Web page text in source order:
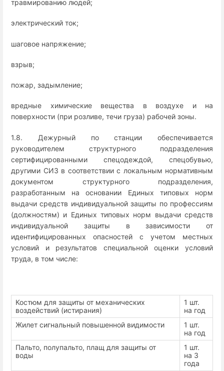
травмированию людей;
электрический ток;
шаговое напряжение;
взрыв;
пожар, задымление;
вредные химические вещества в воздухе и на
поверхности (при розливе, течи груза) рабочей зоны.
1.8. Дежурный по станции обеспечивается
руководителем структурного подразделения
сертифицированными спецодеждой, спецобувью,
другими СИЗ в соответствии с локальным нормативным
документом структурного подразделения,
разработанным на основании Единых типовых норм
выдачи средств индивидуальной защиты по профессиям
(должностям) и Единых типовых норм выдачи средств
индивидуальной защиты в зависимости от
идентифицированных опасностей с учетом местных
условий и результатов специальной оценки условий
труда, в том числе:
Костюм для защиты от механических
воздействий (истирания)
1 шт.
на год
Жилет сигнальный повышенной видимости
1 шт.
на год
Пальто, полупальто, плащ для защиты от
воды
1 шт.
на 3
года